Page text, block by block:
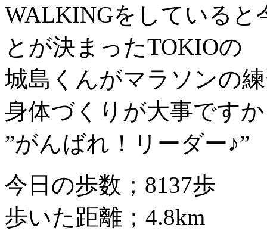
WALKINGをしていると
とが決まったTOKIOの
城島くんがマラソンの
身体づくりが大事です
”がんばれ！リーダー♪”
今日の歩数；8137歩
歩いた距離；4.8km